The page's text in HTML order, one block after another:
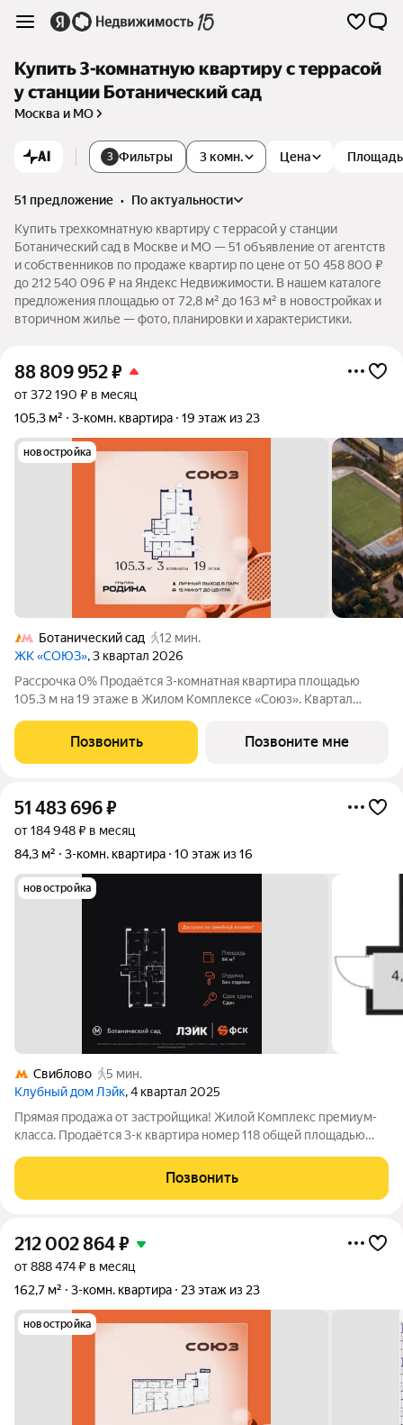
Купить 3-комнатную квартиру с террасой
у станции Ботанический сад
Москва и МО
AI 3 Фильтры 3 комн. Цена Площадь
51 предложение •
по актуальности
Купить трехкомнатную квартиру с террасой у станции
Ботанический сад в Москве и МО — 51 объявление от агентств
и собственников по продаже квартир по цене от 50 458 800 ₽
до 212 540 096 ₽ на Яндекс Недвижимости. В нашем каталоге
предложения площадью от 72,8 м² до 163 м² в новостройках и
вторичном жилье — фото, планировки и характеристики.
88 809 952₽
от 372 190 ₽ в месяц
105,3 м²
3-комн. квартира 19 этаж из 23
новостройка
Ботанический сад
12 мин.
ЖК «СОЮЗ», 3 квартал 2026
Рассрочка 0% Продаётся 3-комнатная квартира площадью
105.3 м на 19 этаже в Жилом Комплексе «Союз». Квартал
олимпийских видов спорта: - Ледовая арена для хоккея и
фигурного катания, - Футбольные
Позвонить Позвоните мне
51 483 696₽
от 184 948 ₽ в месяц
84,3 м²
3-комн. квартира 10 этаж из 16
новостройка
Свиблово
5 мин.
Клубный дом Лэйк, 4 квартал 2025
Прямая продажа от застройщика! Жилой Комплекс премиум-
класса. Продаётся 3-к квартира номер 118 общей площадью
Мастер-зона с санузлом. Уют и комфорт в одном
пространстве. - Увеличенное
Позвонить
212 002 864₽
от 888 474 ₽ в месяц
162,7 м²
3-комн. квартира 23 этаж из 23
новостройка